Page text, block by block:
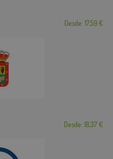
Desde: 17,59 €
Desde: 18,37 €